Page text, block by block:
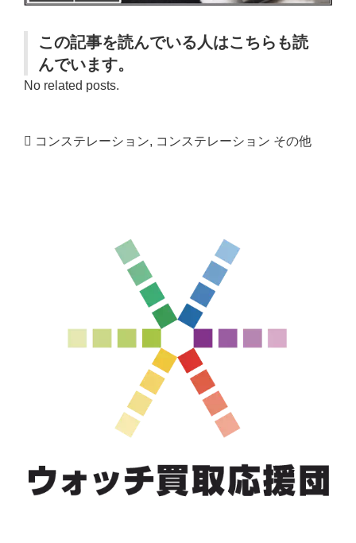
この記事を読んでいる人はこちらも読
んでいます。
No related posts.
コンステレーション, コンステレーション その他